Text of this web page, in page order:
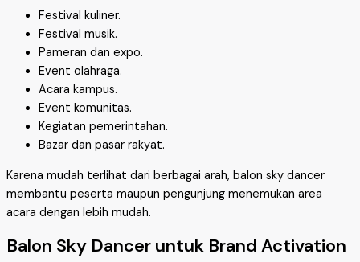
Festival kuliner.
Festival musik.
Pameran dan expo.
Event olahraga.
Acara kampus.
Event komunitas.
Kegiatan pemerintahan.
Bazar dan pasar rakyat.
Karena mudah terlihat dari berbagai arah, balon sky dancer
membantu peserta maupun pengunjung menemukan area
acara dengan lebih mudah.
Balon Sky Dancer untuk Brand Activation